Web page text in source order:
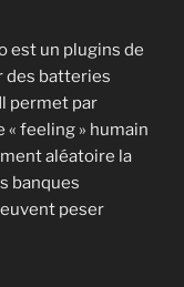
est un plugins de
des batteries
permet par
feeling » humain
aléatoire la
banques
peser